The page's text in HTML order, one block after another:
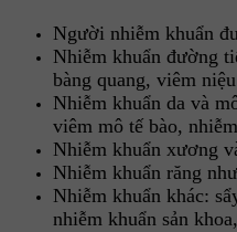
Người nhiễm khuẩn
Nhiễm khuẩn đường
bàng quang, viêm
Nhiễm khuẩn da và
viêm mô tế bào,
Nhiễm khuẩn xương
Nhiễm khuẩn răng
Nhiễm khuẩn khác:
nhiễm khuẩn sản